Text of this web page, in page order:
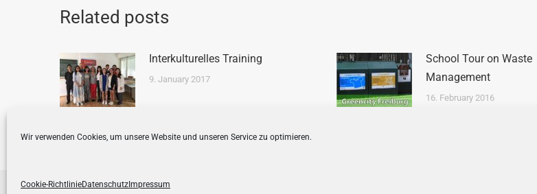
Wir verwenden Cookies, um unsere Website und unseren Service zu optimieren.
Cookie-RichtlinieDatenschutz Impressum
Related posts
Interkulturelles Training
9. January 2017
School Tour on Waste
Management
16. February 2016